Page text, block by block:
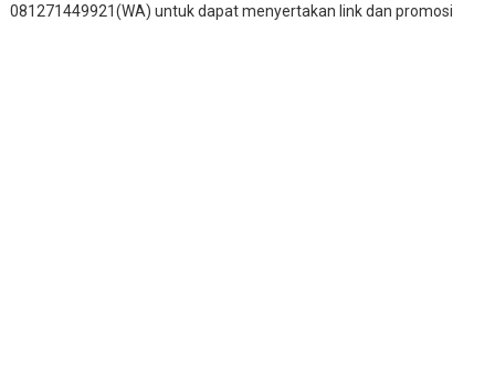
081271449921(WA) untuk dapat menyertakan link dan promosi